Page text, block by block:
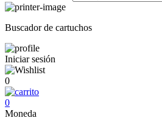
Buscador de cartuchos
Iniciar sesión
0
0
Moneda